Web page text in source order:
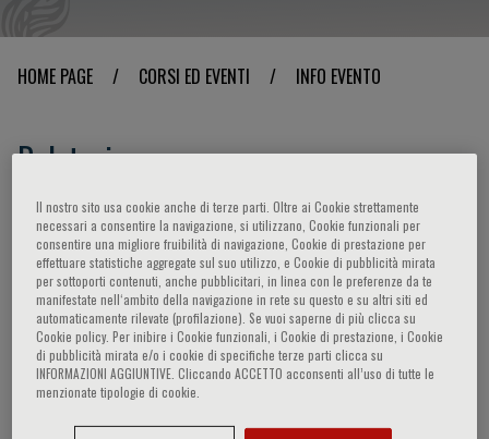
HOME PAGE / CORSI ED EVENTI / INFO EVENTO
Relatori
Khandheria Bijoy K.,Bax Jeroen J.,- -,Chazal
Richard,Tan Jack,Emran Mohamad Ezam,
Sengleap,Lam Ho,Fujino Takeo,Rahman
Effarezan Abdul,Khurelbaatar Mungun-Ulzii,
Myo Aung Zaw,Raut Roshan,Tapaua Noah,
Lavapie Francis N., Yap Jonathan,Lee Ju-Hee,
Wu Yen-Wen,Sripratak Khate,Alali Juwairia
Il nostro sito usa cookie anche di terze parti. Oltre ai Cookie strettamente
necessari a consentire la navigazione, si utilizzano, Cookie funzionali per
consentire una migliore fruibilità di navigazione, Cookie di prestazione per
effettuare statistiche aggregate sul suo utilizzo, e Cookie di pubblicità mirata
per sottoporti contenuti, anche pubblicitari, in linea con le preferenze da te
manifestate nell‘ambito della navigazione in rete su questo e su altri siti ed
automaticamente rilevate (profilazione). Se vuoi saperne di più clicca su
Cookie policy. Per inibire i Cookie funzionali, i Cookie di prestazione, i Cookie
di pubblicità mirata e/o i cookie di specifiche terze parti clicca su
INFORMAZIONI AGGIUNTIVE. Cliccando ACCETTO acconsenti all’uso di tutte le
menzionate tipologie di cookie.